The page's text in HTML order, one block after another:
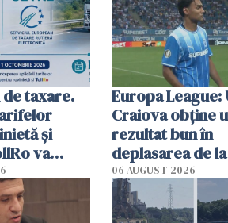
taxare.
şi
va
Europa League:
Craiova obține
rezultat bun în
deplasarea de
06 AUGUST 2026